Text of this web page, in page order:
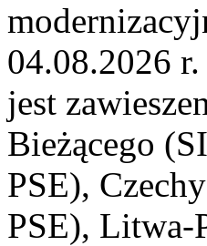
04.08.2026
jest
Bieżącego
PSE),
PSE), Litwa-